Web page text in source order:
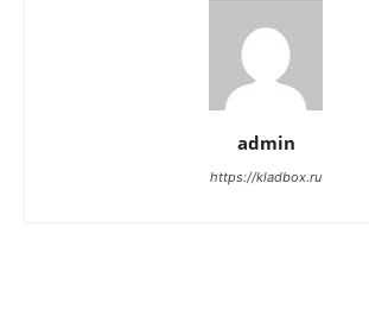
admin
https://kladbox.ru